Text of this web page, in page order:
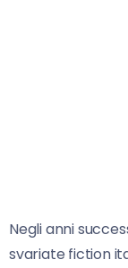
Negli anni
svariate fiction